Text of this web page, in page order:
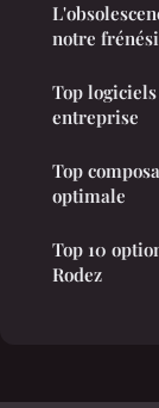
notre
Top
entreprise
Top
optimale
Top 10
Rodez